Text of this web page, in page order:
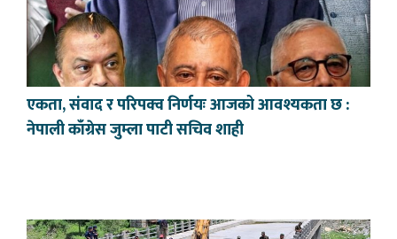
एकता, संवाद र परिपक्व निर्णयः आजको आवश्यकता छ :
नेपाली काँग्रेस जुम्ला पाटी सचिव शाही